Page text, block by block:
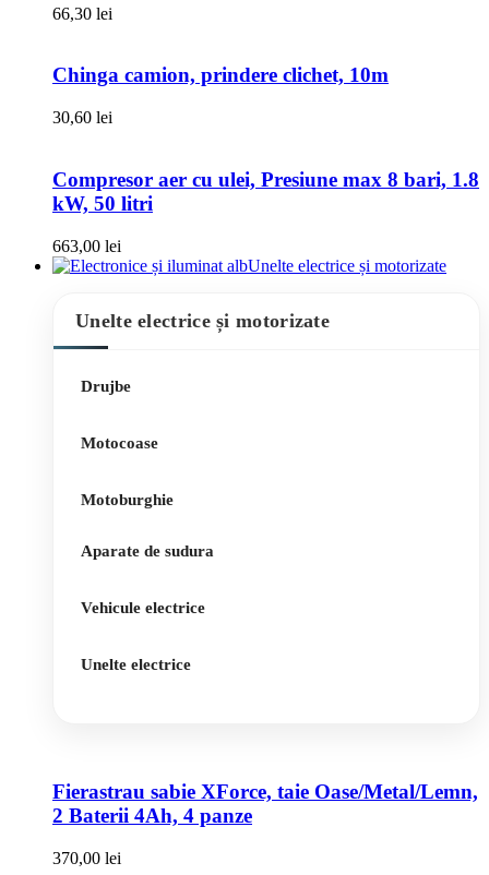
66,30 lei
Chinga camion, prindere clichet, 10m
30,60 lei
Compresor aer cu ulei, Presiune max 8 bari, 1.8
kW, 50 litri
663,00 lei
Unelte electrice și motorizate
Unelte electrice și motorizate
Drujbe
Motocoase
Motoburghie
Aparate de sudura
Vehicule electrice
Unelte electrice
Fierastrau sabie XForce, taie Oase/Metal/Lemn,
2 Baterii 4Ah, 4 panze
370,00 lei